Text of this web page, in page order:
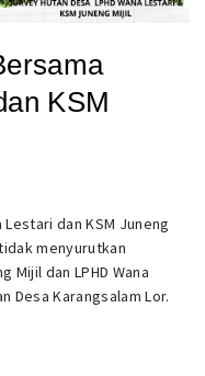
KSM
Lestari dan KSM Juneng
menyurutkan
Mijil dan LPHD Wana
Desa Karangsalam Lor.